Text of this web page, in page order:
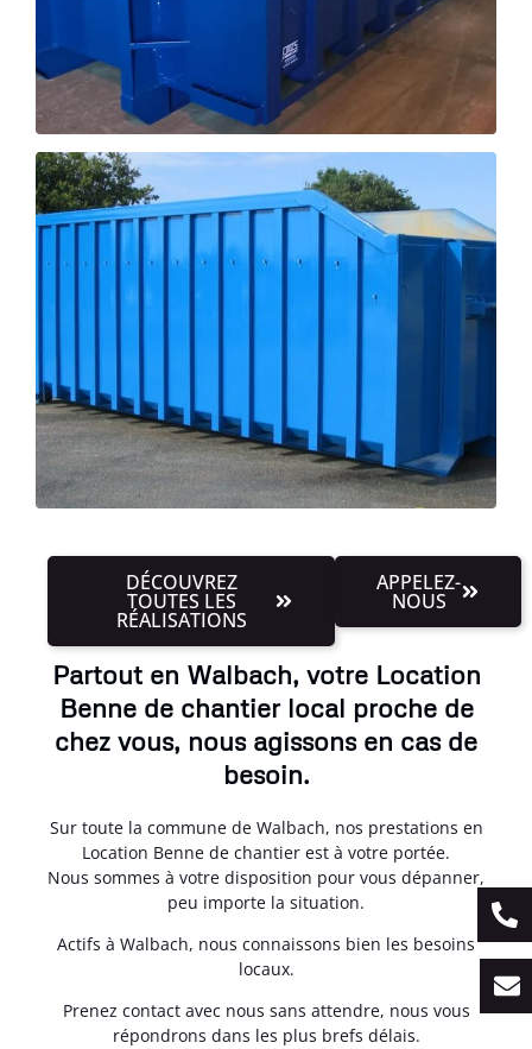
DÉCOUVREZ
TOUTES LES
RÉALISATIONS
APPELEZ-
NOUS
Partout en Walbach, votre Location
Benne de chantier local proche de
chez vous, nous agissons en cas de
besoin.
Sur toute la commune de Walbach, nos prestations en
Location Benne de chantier est à votre portée.
Nous sommes à votre disposition pour vous dépanner,
peu importe la situation.
Actifs à Walbach, nous connaissons bien les besoins
locaux.
Prenez contact avec nous sans attendre, nous vous
répondrons dans les plus brefs délais.